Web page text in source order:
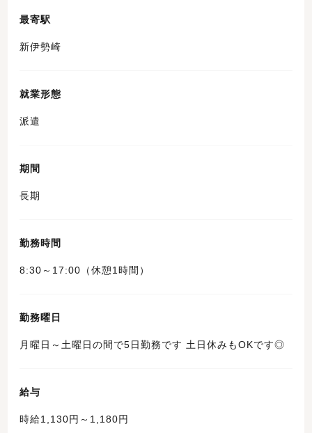
最寄駅
新伊勢崎
就業形態
派遣
期間
長期
勤務時間
8:30～17:00（休憩1時間）
勤務曜日
月曜日～土曜日の間で5日勤務です 土日休みもOKです◎
給与
時給1,130円～1,180円